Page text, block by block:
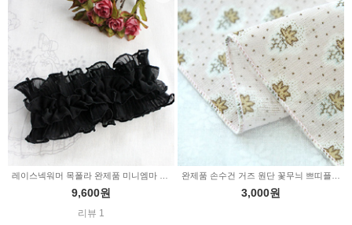
9,600원
리뷰 1
3,000원